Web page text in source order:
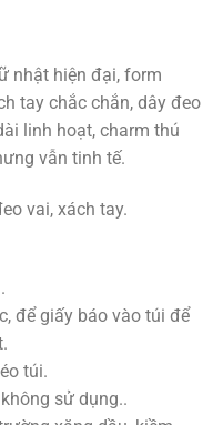
nhật hiện đại, form
tay chắc chắn, dây đeo
linh hoạt, charm thú
vẫn tinh tế.
vai, xách tay.
để giấy báo vào túi để
túi.
sử dụng..